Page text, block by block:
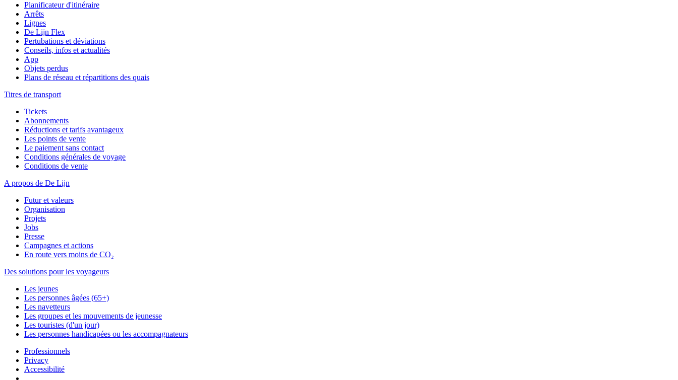
Planificateur d'itinéraire
Arrêts
Lignes
De Lijn Flex
Pertubations et déviations
Conseils, infos et actualités
App
Objets perdus
Plans de réseau et répartitions des quais
Titres de transport
Tickets
Abonnements
Réductions et tarifs avantageux
Les points de vente
Le paiement sans contact
Conditions générales de voyage
Conditions de vente
A propos de De Lijn
Futur et valeurs
Organisation
Projets
Jobs
Presse
Campagnes et actions
En route vers moins de CO₂
Des solutions pour les voyageurs
Les jeunes
Les personnes âgées (65+)
Les navetteurs
Les groupes et les mouvements de jeunesse
Les touristes (d'un jour)
Les personnes handicapées ou les accompagnateurs
Professionnels
Privacy
Accessibilité